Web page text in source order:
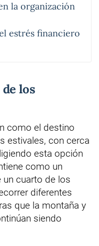
la organización
estrés financiero
los
como el destino
estivales, con cerca
esta opción
como un
cuarto de los
diferentes
que la montaña y
siendo